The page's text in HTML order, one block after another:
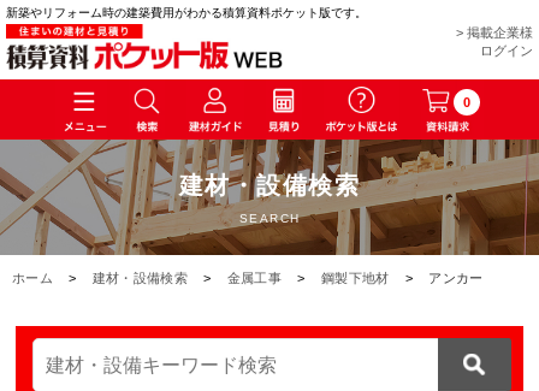
新築やリフォーム時の建築費用がわかる積算資料ポケット版です。
> 掲載企業様
ログイン
0
建材・設備検索
SEARCH
ホーム > 建材・設備検索 > 金属工事 > 鋼製下地材 > アンカー